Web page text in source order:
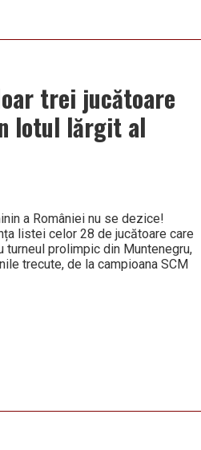
trei jucătoare
lotul lărgit al
a României nu se dezice!
listei celor 28 de jucătoare care
prolimpic din Muntenegru,
trecute, de la campioana SCM